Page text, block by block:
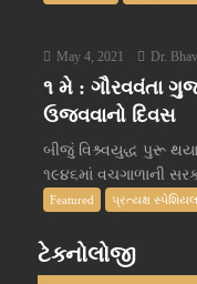
May 4, 2021 Dr.
૧ મે : ગૌરવવંતા
ઉજવવાનો દિવસ
બીજું વિશ્ર્વયુદ્ધ પુરૂ
૧૯૪૬માં વચગાળાની
Featured પ્રત્યક્ષ સ્પેશિયલ
ટેક્નોલોજી